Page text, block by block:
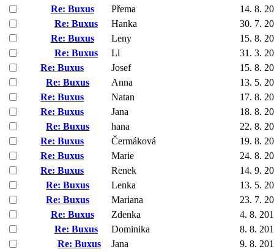
Re: Buxus
Přema
14. 8.
Re: Buxus
Hanka
30. 7.
Re: Buxus
Leny
15. 8.
Re: Buxus
Ll
31. 3.
Re: Buxus
Josef
15. 8.
Re: Buxus
Anna
13. 5.
Re: Buxus
Natan
17. 8.
Re: Buxus
Jana
18. 8.
Re: Buxus
hana
22. 8.
Re: Buxus
Čermáková
19. 8.
Re: Buxus
Marie
24. 8.
Re: Buxus
Renek
14. 9.
Re: Buxus
Lenka
13. 5.
Re: Buxus
Mariana
23. 7.
Re: Buxus
Zdenka
4. 8.
Re: Buxus
Dominika
8. 8.
Re: Buxus
Jana
9. 8.